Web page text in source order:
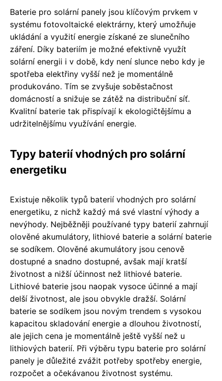
Baterie pro solární panely jsou klíčovým prvkem v
systému fotovoltaické elektrárny, který umožňuje
ukládání a využití energie získané ze slunečního
záření. Díky bateriím je možné efektivně využít
solární energii i v době, kdy není slunce nebo kdy je
spotřeba elektřiny vyšší než je momentálně
produkováno. Tím se zvyšuje soběstačnost
domácností a snižuje se zátěž na distribuční síť.
Kvalitní baterie tak přispívají k ekologičtějšímu a
udržitelnějšímu využívání energie.
Typy baterií vhodných pro solární
energetiku
Existuje několik typů baterií vhodných pro solární
energetiku, z nichž každý má své vlastní výhody a
nevýhody. Nejběžněji používané typy baterií zahrnují
olověné akumulátory, lithiové baterie a solární baterie
se sodíkem. Olověné akumulátory jsou cenově
dostupné a snadno dostupné, avšak mají kratší
životnost a nižší účinnost než lithiové baterie.
Lithiové baterie jsou naopak vysoce účinné a mají
delší životnost, ale jsou obvykle dražší. Solární
baterie se sodíkem jsou novým trendem s vysokou
kapacitou skladování energie a dlouhou životností,
ale jejich cena je momentálně ještě vyšší než u
lithiových baterií. Při výběru typu baterie pro solární
panely je důležité zvážit potřeby spotřeby energie,
rozpočet a očekávanou životnost systému.